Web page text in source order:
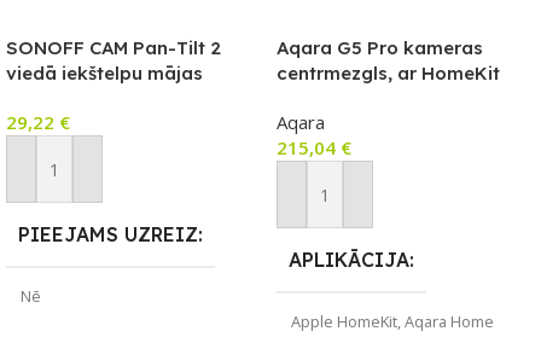
SONOFF CAM Pan-Tilt 2
viedā iekštelpu mājas
29,22 €
Pievienot Grozam
PIEEJAMS UZREIZ
Nē
Aqara G5 Pro kameras
centrmezgls, ar HomeKit
kamera ar iebūvētu Zigbee
un Thread vārteju, Wi-Fi
Aqara
215,04 €
Pievienot Grozam
APLIKĀCIJA
Apple HomeKit,Aqara Home